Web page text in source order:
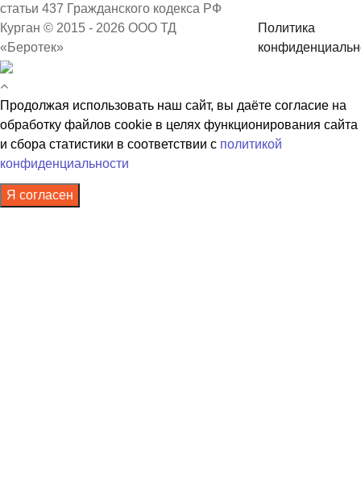
статьи 437 Гражданского кодекса РФ
Курган © 2015 - 2026 ООО ТД
«Беротек»
Политика
Продолжая использовать наш сайт, вы даёте согласие на
обработку файлов cookie в целях функционирования сайта
и сбора статистики в соответствии с политикой
конфиденциальности
Я согласен